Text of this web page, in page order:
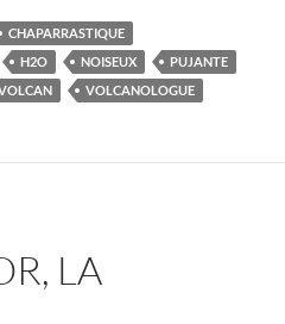
CHAPARRASTIQUE
H2O NOISEUX
PUJANTE
VOLCANOLOGUE
LA